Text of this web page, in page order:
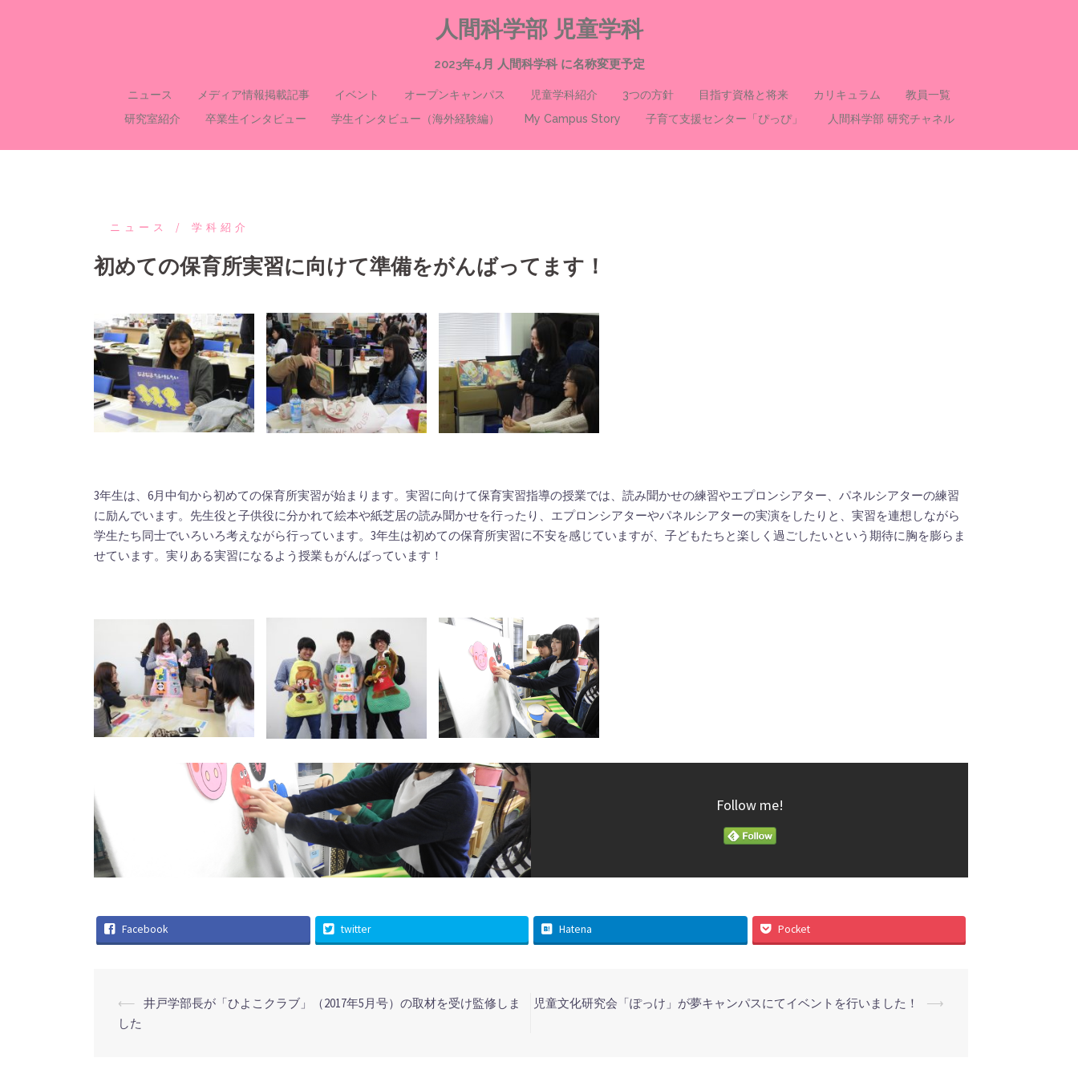
キ
人間科学部 児童学科
2023年4月 人間科学科 に名称変更予定
ニュース メディア情報掲載記事 イベント オープンキャンパス 児童学科紹介 3つの方針 目指す資格と将来 カリキュラム
教員一覧
研究室紹介
卒業生インタビュー 学生インタビュー（海外経験編） My Campus Story 子育て支援センター「ぴっぴ」 人間科学部 研究チャネル
ニュース 学科紹介
初めての保育所実習に向けて準備をがんばってます！
3年生は、6月中旬から初めての保育所実習が始まります。実習に向けて保育実習指導の授業では、読み聞かせの練習やエプロンシアター、パネルシアターの練習
に励んでいます。先生役と子供役に分かれて絵本や紙芝居の読み聞かせを行ったり、エプロンシアターやパネルシアターの実演をしたりと、実習を連想しながら
学生たち同士でいろいろ考えながら行っています。3年生は初めての保育所実習に不安を感じていますが、子どもたちと楽しく過ごしたいという期待に胸を膨らま
せています。実りある実習になるよう授業もがんばっています！
Follow me!
Facebook twitter Hatena Pocket
投
稿
⟵ 井戸学部長が「ひよこクラブ」（2017年5月号）の取材を受け監修しま
した
児童文化研究会「ぽっけ」が夢キャンパスにてイベントを行いました！ ⟶